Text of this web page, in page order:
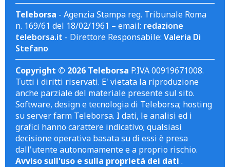
Teleborsa - Agenzia Stampa reg. Tribunale Roma
n. 169/61 del 18/02/1961 – email: redazione
teleborsa.it - Direttore Responsabile: Valeria Di
Stefano
Copyright © 2026 Teleborsa P.IVA 00919671008.
Tutti i diritti riservati. E' vietata la riproduzione
anche parziale del materiale presente sul sito.
Software, design e tecnologia di Teleborsa; hosting
su server farm Teleborsa. I dati, le analisi ed i
grafici hanno carattere indicativo; qualsiasi
decisione operativa basata su di essi è presa
dall'utente autonomamente e a proprio rischio.
Avviso sull'uso e sulla proprietà dei dati .